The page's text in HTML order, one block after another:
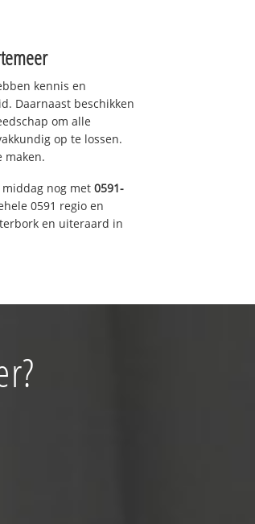
kennis en
Daarnaast beschikken
om alle
op te lossen.
maken.
nog met 0591-
0591 regio en
en uiteraard in